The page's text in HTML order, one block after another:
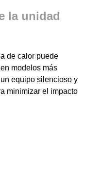
la unidad
de calor puede
modelos más
equipo silencioso y
minimizar el impacto